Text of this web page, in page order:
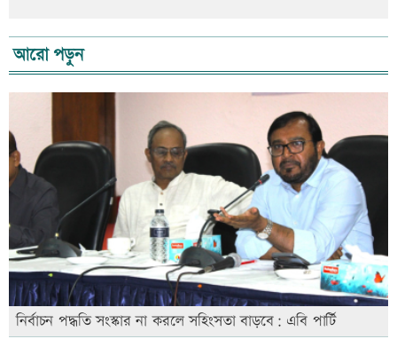
আরো পড়ুন
নির্বাচন পদ্ধতি সংস্কার না করলে সহিংসতা বাড়বে: এবি পার্টি